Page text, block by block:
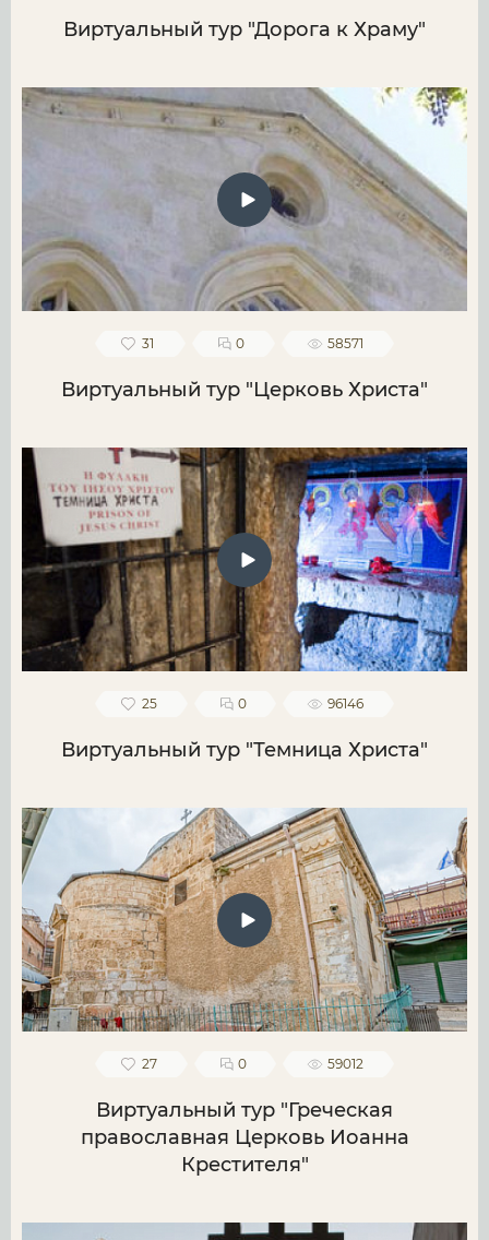
Виртуальный тур "Дорога к Храму"
31 0 58571
Виртуальный тур "Церковь Христа"
25 0 96146
Виртуальный тур "Темница Христа"
27 0 59012
Виртуальный тур "Греческая
православная Церковь Иоанна
Крестителя"